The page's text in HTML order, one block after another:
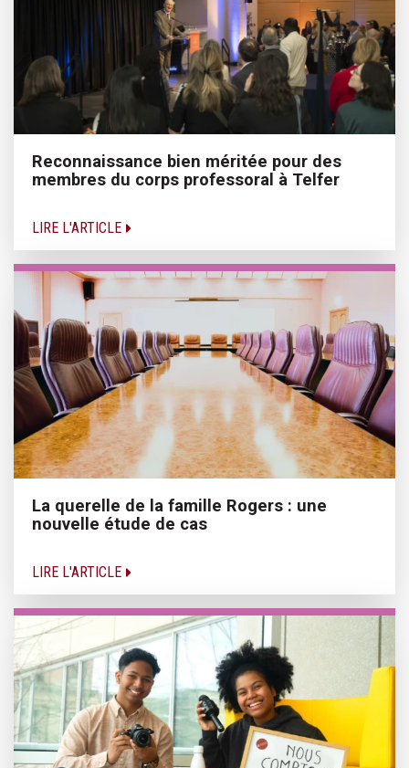
Reconnaissance bien méritée pour des
membres du corps professoral à Telfer
LIRE L'ARTICLE
La querelle de la famille Rogers : une
nouvelle étude de cas
LIRE L'ARTICLE